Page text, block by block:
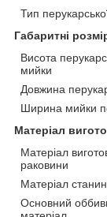
Тип
Габаритні
Висота
мийки
Довжина
Ширина мийки
Матеріал
Матеріал
раковини
Матеріал
Основний